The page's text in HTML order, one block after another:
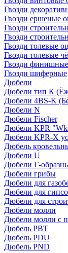
Гвозди
Гвозди ершеные
Гвозди
Гвозди
Гвозди толевые
Гвозди толевые
Гвозди финишные
Гвозди шиферные
Дюбели
Дюбели тип К
Дюбели 4BS-K
Дюбели N
Дюбели Fischer
Дюбели KPR
Дюбели KPR-Х
Дюбель
Дюбели U
Дюбели Г-
Дюбели грибы
Дюбели для
Дюбели для
Дюбели для
Дюбели молли
Дюбели молли с
Дюбель PBT
Дюбель PDU
Дюбель PND